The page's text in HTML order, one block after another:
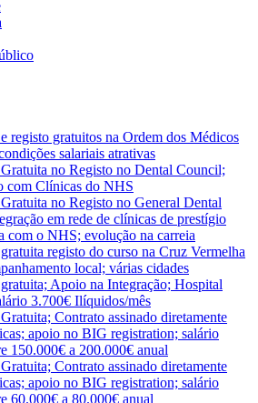
registo gratuitos na Ordem dos Médicos
salariais atrativas
no Registo no Dental Council;
com Clínicas do NHS
no Registo no General Dental
em rede de clínicas de prestígio
com o NHS; evolução na carreia
registo do curso na Cruz Vermelha
local; várias cidades
Apoio na Integração; Hospital
3.700€ Ilíquidos/mês
Contrato assinado diretamente
apoio no BIG registration; salário
150.000€ a 200.000€ anual
Contrato assinado diretamente
apoio no BIG registration; salário
60.000€ a 80.000€ anual